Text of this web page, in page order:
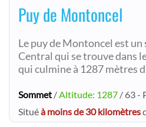
Puy de Montoncel
Le puy de Montoncel est
Central qui se trouve dans
qui culmine à 1287 mètres
Sommet /Altitude: 1287 / 63 -
Situéà moins de 30 kilomètres